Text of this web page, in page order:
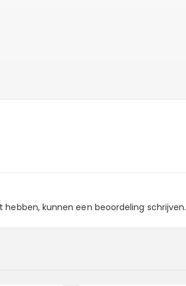
kunnen een beoordeling schrijven.